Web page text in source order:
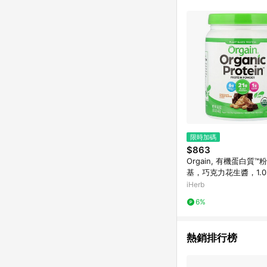
限時加碼
$863
Orgain, 有機蛋白質™
基，巧克力花生醬，
2 克）
iHerb
6%
熱銷排行榜